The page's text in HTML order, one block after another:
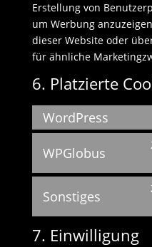
Erstellung von
um Werbung
dieser Website oder
für ähnliche
6. Platzierte
WordPress
WPGlobus
Sonstiges
7. Einwilligung